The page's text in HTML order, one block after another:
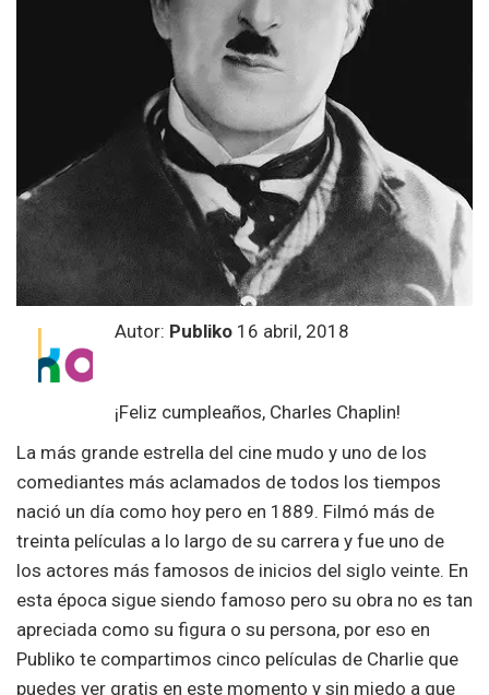
Autor: Publiko 16 abril, 2018
¡Feliz cumpleaños, Charles Chaplin!
La más grande estrella del cine mudo y uno de los
comediantes más aclamados de todos los tiempos
nació un día como hoy pero en 1889. Filmó más de
treinta películas a lo largo de su carrera y fue uno de
los actores más famosos de inicios del siglo veinte. En
esta época sigue siendo famoso pero su obra no es tan
apreciada como su figura o su persona, por eso en
Publiko te compartimos cinco películas de Charlie que
puedes ver gratis en este momento y sin miedo a que